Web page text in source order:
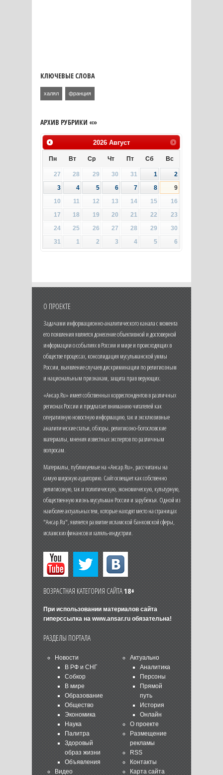
КЛЮЧЕВЫЕ СЛОВА
халял франция
АРХИВ РУБРИКИ «»
2026 Август
Пн Вт Ср Чт Пт Сб Вс
27 28 29 30 31 1
2
3
4 5 6 7 8
9
10
11 12 13 14 15
16
17
18 19 20 21 22
23
24
25 26 27 28 29
30
31
1 2 3 4 5 6
О ПРОЕКТЕ
Задачами информационно-аналитического канала с момента
его появления является донесение объективной и достоверной
информации о событиях в России и мире и происходящих в
обществе процессах, консолидация мусульманской уммы
России, выявление случаев дискриминации по религиозным
и национальным признакам, защита прав верующих.
«Ансар.Ru» имеет собственных корреспондентов в различных
регионах России и предлагает вниманию читателей как
оперативную новостную информацию, так и эксклюзивные
аналитические статьи, обзоры, религиозно-богословские
материалы, мнения известных экспертов по различным
вопросам.
Материалы, публикуемые на «Ансар.Ru», рассчитаны на
самую широкую аудиторию. Сайт освещает как собственно
религиозную, так и политическую, экономическую, культурную,
общественную жизнь мусульман России и зарубежья. Одной из
наиболее актуальных тем, которые находят место на страницах
"Ансар.Ru", является развитие исламской банковской сферы,
исламских финансов и халяль-индустрии.
ВОЗРАСТНАЯ КАТЕГОРИЯ САЙТА18+
При использовании материалов сайта
гиперссылка на www.ansar.ruобязательна!
РАЗДЕЛЫ ПОРТАЛА
Новости
В РФ и СНГ
Собкор
В мире
Образование
Общество
Экономика
Наука
Палитра
Здоровый
образ жизни
Объявления
Видео
Актуально
Аналитика
Персоны
Прямой
путь
История
Онлайн
О проекте
Размещение
рекламы
RSS
Контакты
Карта сайта